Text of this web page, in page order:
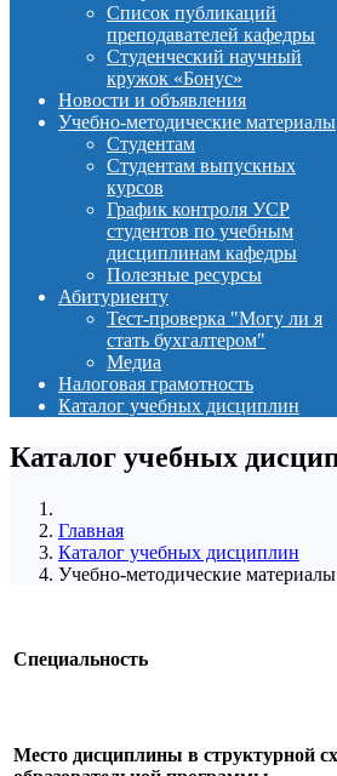
Список публикаций
преподавателей кафедры
Студенческий научный
кружок «Бонус»
Новости и объявления
Учебно-методические материалы
Студентам
Студентам выпускных
курсов
График контроля УСР
студентов по учебным
дисциплинам кафедры
Полезные ресурсы
Абитуриенту
Тест-проверка "Могу ли я
стать бухгалтером"
Медиа
Налоговая грамотность
Каталог учебных дисциплин
Каталог учебных
Главная
Каталог учебных дисциплин
Учебно-методические материалы
Специальность
Место дисциплины в структурной